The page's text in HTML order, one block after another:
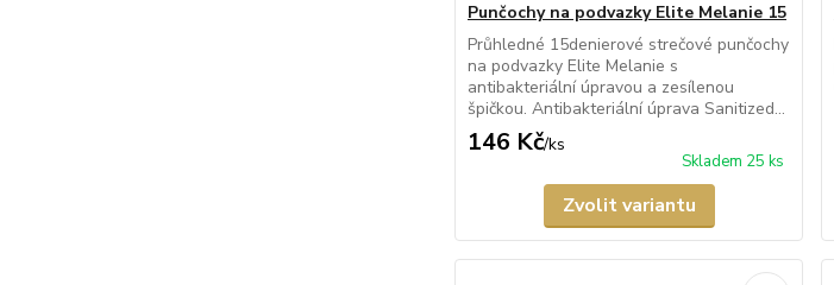
Punčochy na podvazky Elite Melanie 15
Průhledné 15denierové strečové punčochy
na podvazky Elite Melanie s
antibakteriální úpravou a zesílenou
špičkou. Antibakteriální úprava Sanitized...
146 Kč/ks
Skladem 25 ks
Zvolit variantu